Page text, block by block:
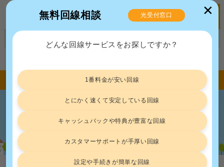
ドコモ光の速度は平均500Mbps！普段
使いには十分すぎる速さ
✕
無料回線相談 光受付窓口
どんな回線サービスをお探しですか？
1番料金が安い回線
とにかく速くて安定している回線
キャッシュバックや特典が豊富な回線
カスタマーサポートが手厚い回線
設定や手続きが簡単な回線